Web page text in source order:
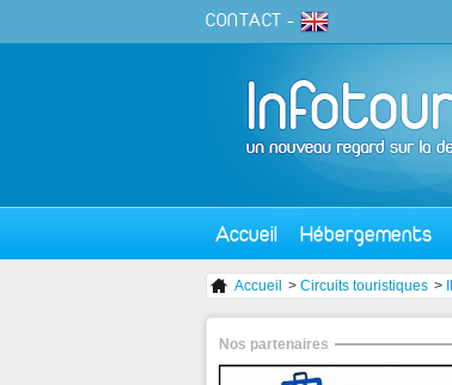
CONTACT -
Accueil Hébergements
Accueil > Circuits touristiques >
Nos partenaires